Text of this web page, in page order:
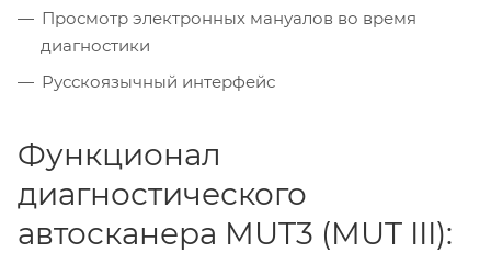
Просмотр электронных мануалов во время
диагностики
Русскоязычный интерфейс
Функционал
диагностического
автосканера MUT3 (MUT III):